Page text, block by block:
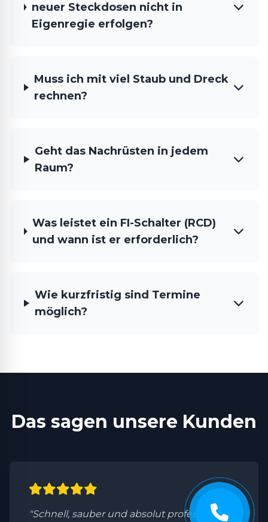
neuer Steckdosen nicht in
Eigenregie erfolgen?
Muss ich mit viel Staub und Dreck
rechnen?
Geht das Nachrüsten in jedem
Raum?
Was leistet ein FI-Schalter (RCD)
und wann ist er erforderlich?
Wie kurzfristig sind Termine
möglich?
Das sagen unsere Kunden
"Schnell, sauber und absolut professionell.